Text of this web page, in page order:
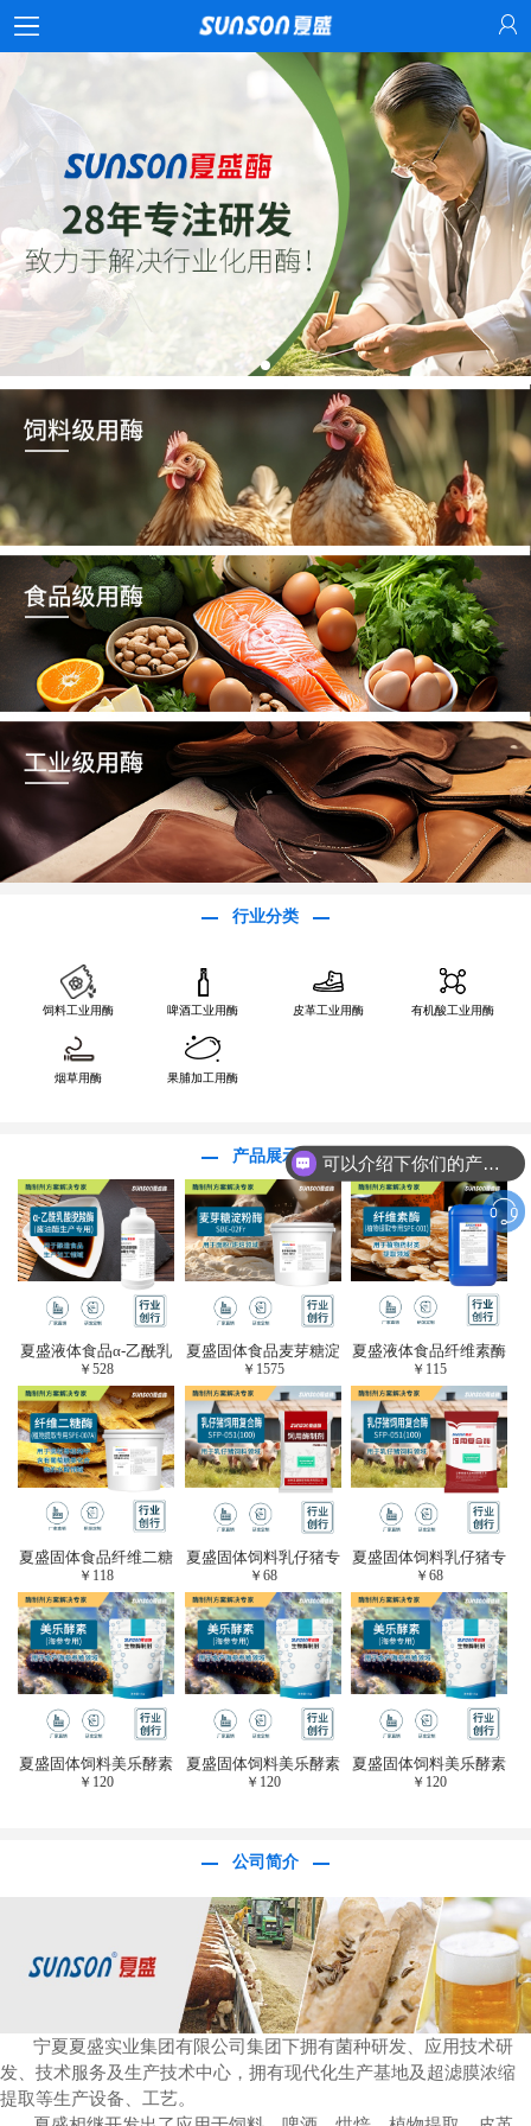
行业分类
饲料工业用酶 啤酒工业用酶 皮革工业用酶 有机酸工业用酶
烟草用酶 果脯加工用酶
产品展示
夏盛液体食品α-乙酰乳
酸脱羧酶(酱油醋生产
专用)FDY-3206
￥528
夏盛固体食品麦芽糖淀
粉酶(烘焙及面粉改良
用酶/发酵类食品可
用)FDG-0012
￥ 1575
夏盛液体食品纤维素酶
(植物提取专用酶/解决
提取液混浊问题/降
黏)FFY-0651
￥ 115
夏盛固体食品纤维二糖
酶(植物提取专用酶/用
于虎杖白藜芦醇提
取)FFG-0656
￥ 118
夏盛固体饲料乳仔猪专
用复合酶SFG-0932
￥ 68
夏盛固体饲料乳仔猪专
用复合酶SFG-0932
￥68
夏盛固体饲料美乐酵素
(水产海参海胆专
￥ 120
夏盛固体饲料美乐酵素
(水产海参海胆专
￥ 120
夏盛固体饲料美乐酵素
(水产海参海胆专
￥ 120
公司简介
宁夏夏盛实业集团有限公司集团下拥有菌种研发、应用技术研
发、技术服务及生产技术中心，拥有现代化生产基地及超滤膜浓缩
提取等生产设备、工艺。
可以介绍下你们的产品么？